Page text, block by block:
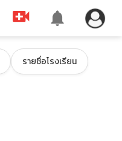
รายชื่อโรงเรียน